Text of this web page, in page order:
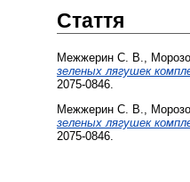
Стаття
Межжерин С. В.,
зеленых лягушек
2075-0846.
Межжерин С. В.,
зеленых лягушек
2075-0846.